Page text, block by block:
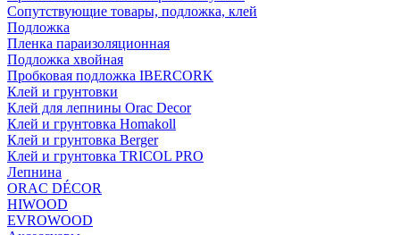
Сопутствующие товары, подложка, клей
Подложка
Пленка параизоляционная
Подложка хвойная
Пробковая подложка IBERCORK
Клей и грунтовки
Клей для лепнины Orac Decor
Клей и грунтовка Homakoll
Клей и грунтовка Berger
Клей и грунтовка TRICOL PRO
Лепнина
ORAC DÉCOR
HIWOOD
EVROWOOD